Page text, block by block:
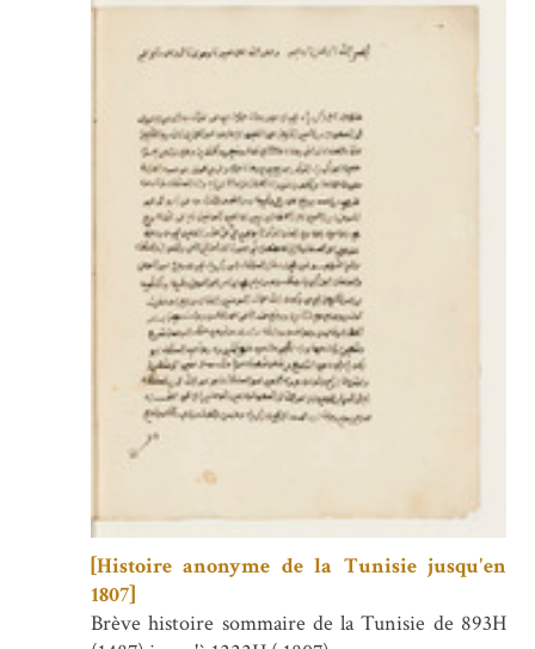
[Histoire anonyme de la Tunisie jusqu'en
1807]
Brève histoire sommaire de la Tunisie de 893H